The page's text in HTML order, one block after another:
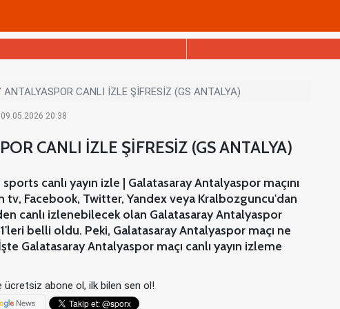
CANLI İZLE ŞİFRESİZ (GS ANTALYA)
20:38
CANLI İZLE ŞİFRESİZ (GS ANTALYA)
canlı yayın izle | Galatasaray Antalyaspor maçını
tv, Facebook, Twitter, Yandex veya Kralbozguncu'dan
canlı izlenebilecek olan Galatasaray Antalyaspor
belli oldu. Peki, Galatasaray Antalyaspor maçı ne
Galatasaray Antalyaspor maçı canlı yayın izleme
ücretsiz abone ol, ilk bilen sen ol!